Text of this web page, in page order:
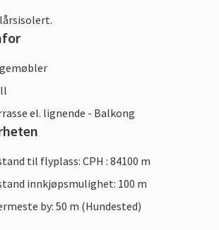
el. lignende - Balkong
til flyplass: CPH : 84100 m
innkjøpsmulighet: 100 m
by: 50 m (Hundested)